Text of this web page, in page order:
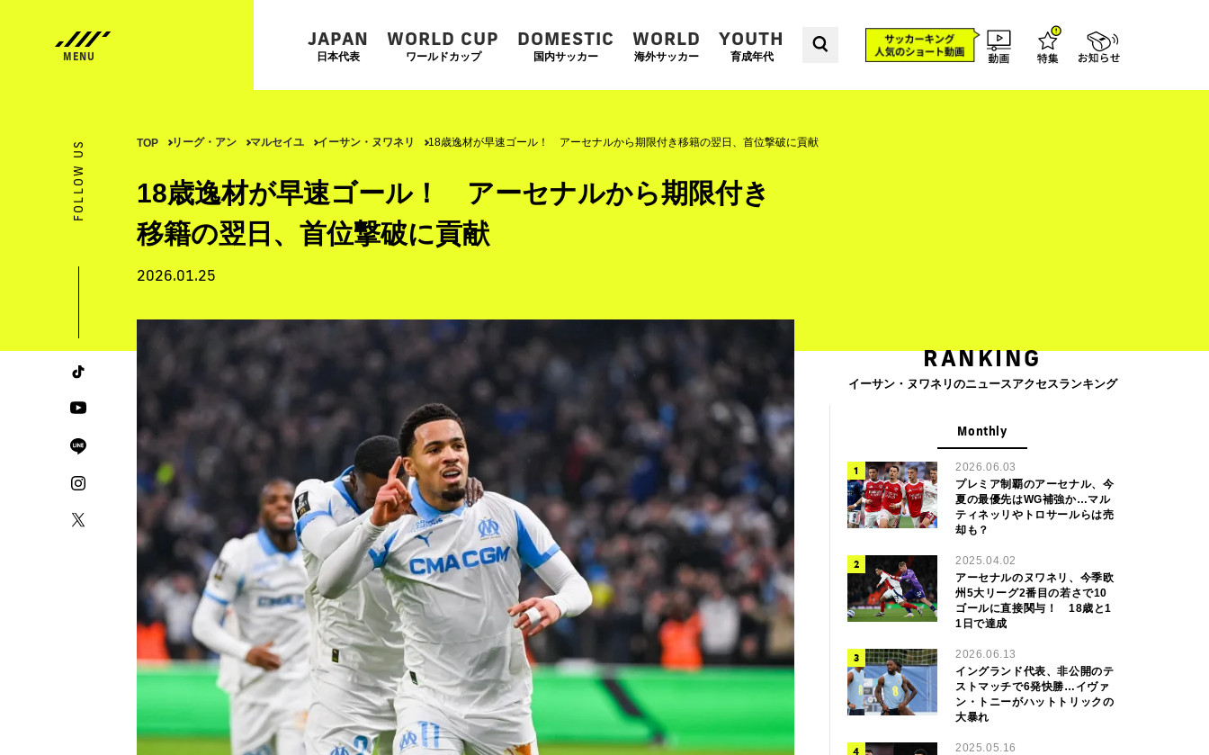
JAPAN
日本代表
WORLD CUP
ワールドカップ
DOMESTIC
国内サッカー
WORLD
海外サッカー
YOUTH
育成年代
FOLLOW US TOP リーグ・アン マルセイユ イーサン・ヌワネリ 18歳逸材が早速ゴール！ アーセナルから期限付き移籍の翌日、首位撃破に貢献
18歳逸材が早速ゴール！ アーセナルから期限付き
移籍の翌日、首位撃破に貢献
2026.01.25
RANKING
イーサン・ヌワネリのニュースアクセスランキング
Monthly
2026.06.03
プレミア制覇のアーセナル、今
夏の最優先はWG補強か…マル
ティネッリやトロサールらは売
却も？
2025.04.02
アーセナルのヌワネリ、今季欧
州5大リーグ2番目の若さで10
ゴールに直接関与！ 18歳と1
1日で達成
2026.06.13
イングランド代表、非公開のテ
ストマッチで6発快勝…イヴァ
ン・トニーがハットトリックの
大暴れ
2025.05.16